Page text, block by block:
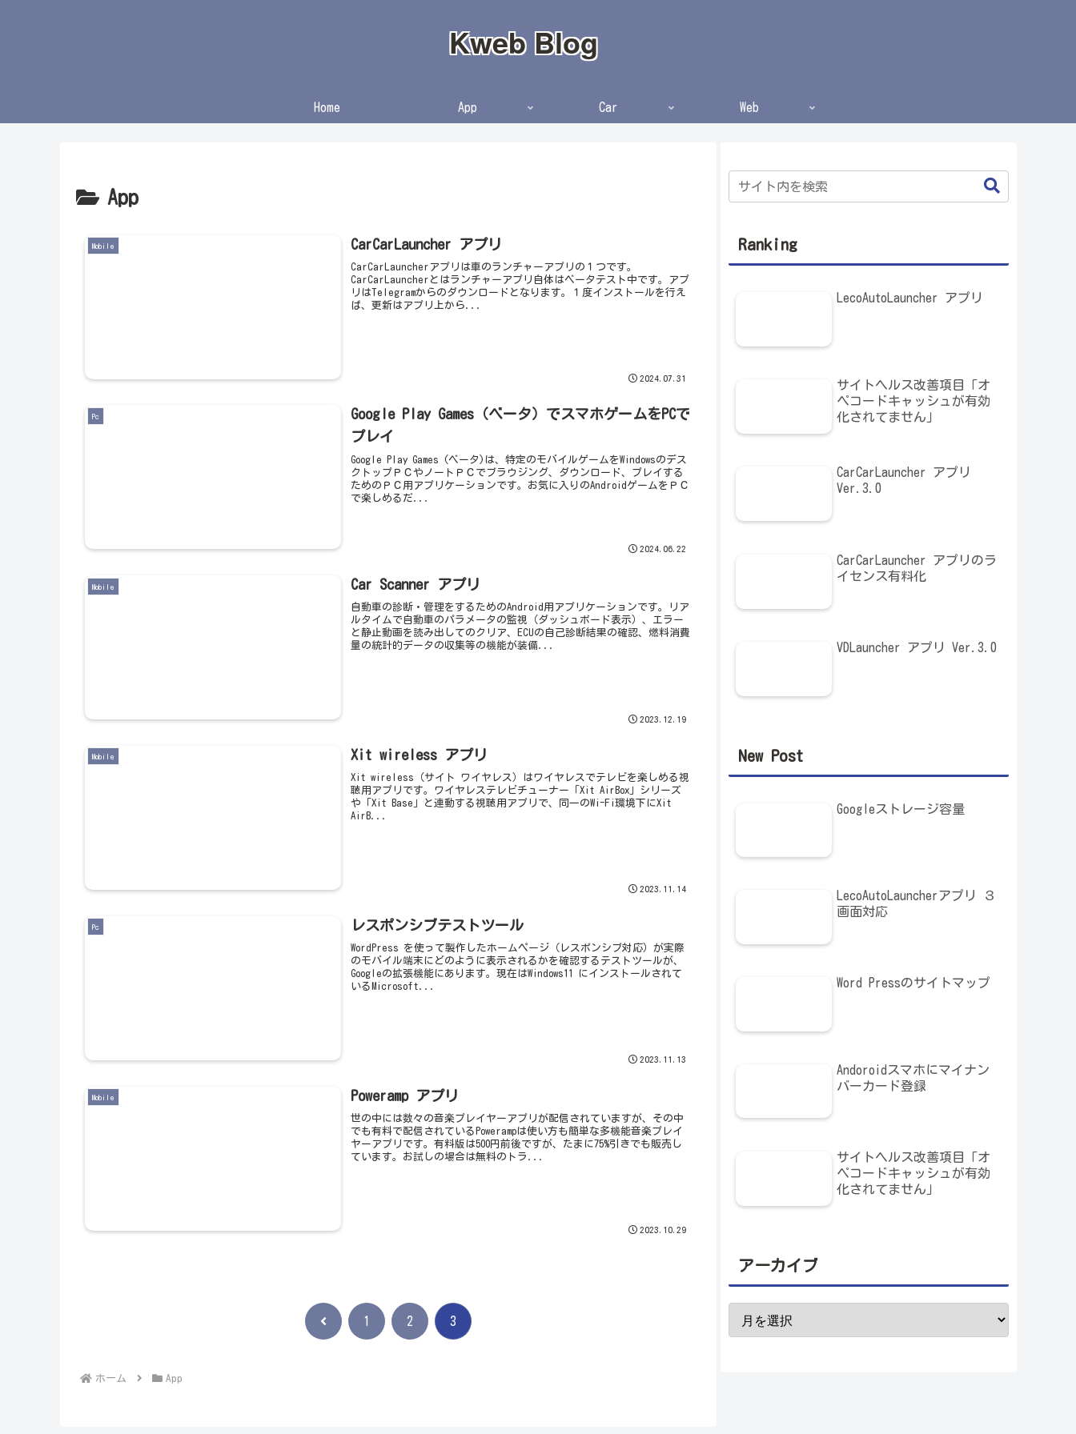
Kweb Blog
Home App Car Web
App
Mobile CarCarLauncher アプリ
CarCarLauncherアプリは車のランチャーアプリの１つです。
CarCarLauncherとはランチャーアプリ自体はベータテスト中です。アプ
リはTelegramからのダウンロードとなります。１度インストールを行え
ば、更新はアプリ上から...
2024.07.31
Pc
Google Play Games（ベータ）でスマホゲームをPCで
プレイ
Google Play Games (ベータ)は、特定のモバイルゲームをWindowsのデス
クトップＰＣやノートＰＣでブラウジング、ダウンロード、プレイする
ためのＰＣ用アプリケーションです。お気に入りのAndroidゲームをＰＣ
で楽しめるだ...
2024.06.22
Mobile Car Scanner アプリ
自動車の診断・管理をするためのAndroid用アプリケーションです。リア
ルタイムで自動車のパラメータの監視（ダッシュボード表示）、エラー
と静止動画を読み出してのクリア、ECUの自己診断結果の確認、燃料消費
量の統計的データの収集等の機能が装備...
2023.12.19
Mobile Xit wireless アプリ
Xit wireless（サイト ワイヤレス）はワイヤレスでテレビを楽しめる視
聴用アプリです。ワイヤレステレビチューナー「Xit AirBox」シリーズ
や「Xit Base」と連動する視聴用アプリで、同一のWi-Fi環境下にXit
AirB...
2023.11.14
Pc レスポンシブテストツール
WordPress を使って製作したホームページ（レスポンシブ対応）が実際
のモバイル端末にどのように表示されるかを確認するテストツールが、
Googleの拡張機能にあります。現在はWindows11 にインストールされて
いるMicrosoft...
2023.11.13
Mobile Poweramp アプリ
世の中には数々の音楽プレイヤーアプリが配信されていますが、その中
でも有料で配信されているPowerampは使い方も簡単な多機能音楽プレイ
ヤーアプリです。有料版は500円前後ですが、たまに75%引きでも販売し
ています。お試しの場合は無料のトラ...
2023.10.29
前 1 2 3
ホーム App
Ranking
LecoAutoLauncher アプリ
サイトヘルス改善項目「オ
ペコードキャッシュが有効
化されてません」
CarCarLauncher アプリ
Ver.3.0
CarCarLauncher アプリのラ
イセンス有料化
VDLauncher アプリ Ver.3.0
New Post
Googleストレージ容量
LecoAutoLauncherアプリ ３
画面対応
Word Pressのサイトマップ
Andoroidスマホにマイナン
バーカード登録
サイトヘルス改善項目「オ
ペコードキャッシュが有効
化されてません」
アーカイブ